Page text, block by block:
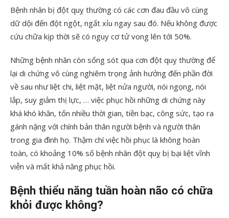
Bệnh nhân bị đột quỵ thường có các cơn đau đầu vô cùng
dữ dội đến đột ngột, ngất xỉu ngay sau đó. Nếu không được
cứu chữa kịp thời sẽ có nguy cơ tử vong lên tới 50%.
Những bệnh nhân còn sống sót qua cơn đột quỵ thường để
lại di chứng vô cùng nghiêm trọng ảnh hưởng đến phần đời
về sau như liệt chi, liệt mặt, liệt nửa người, nói ngọng, nói
lắp, suy giảm thị lực, … việc phục hồi những di chứng này
khá khó khăn, tốn nhiều thời gian, tiền bạc, công sức, tạo ra
gánh nặng với chính bản thân người bệnh và người thân
trong gia đình họ. Thậm chí việc hồi phục là không hoàn
toàn, có khoảng 10% số bệnh nhân đột quỵ bị bại liệt vĩnh
viễn và mất khả năng phục hồi.
Bệnh thiểu năng tuần hoàn não có chữa
khỏi được không?